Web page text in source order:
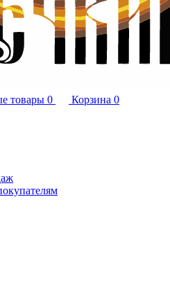
товары 0 Корзина 0